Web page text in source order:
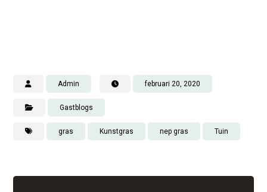
Admin februari 20, 2020
Gastblogs
gras Kunstgras nep gras Tuin